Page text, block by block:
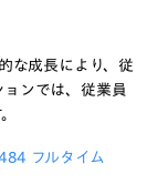
な成長により、従
ンでは、従業員
フルタイム